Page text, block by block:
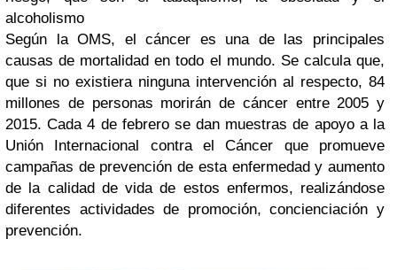
alcoholismo
Según la OMS, el cáncer es una de las principales
causas de mortalidad en todo el mundo. Se calcula que,
que si no existiera ninguna intervención al respecto, 84
millones de personas morirán de cáncer entre 2005 y
2015. Cada 4 de febrero se dan muestras de apoyo a la
Unión Internacional contra el Cáncer que promueve
campañas de prevención de esta enfermedad y aumento
de la calidad de vida de estos enfermos, realizándose
diferentes actividades de promoción, concienciación y
prevención.